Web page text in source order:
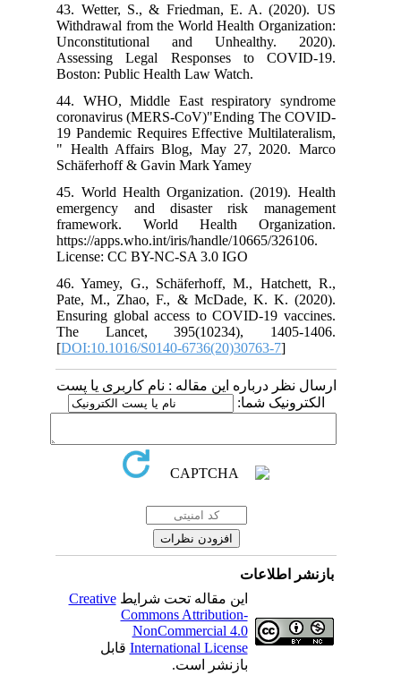
43. Wetter, S., & Friedman, E. A. (2020). US
Withdrawal from the World Health Organization:
Unconstitutional and Unhealthy. 2020).
Assessing Legal Responses to COVID-19.
Boston: Public Health Law Watch.
44. WHO, Middle East respiratory syndrome
coronavirus (MERS-CoV)"Ending The COVID-
19 Pandemic Requires Effective Multilateralism,
" Health Affairs Blog, May 27, 2020. Marco
Schäferhoff & Gavin Mark Yamey
45. World Health Organization. (‎2019)‎. Health
emergency and disaster risk management
framework. World Health Organization.
https://apps.who.int/iris/handle/10665/326106.
License: CC BY-NC-SA 3.0 IGO
46. Yamey, G., Schäferhoff, M., Hatchett, R.,
Pate, M., Zhao, F., & McDade, K. K. (2020).
Ensuring global access to COVID-19 vaccines.
The Lancet, 395(10234), 1405-1406.
[DOI:10.1016/S0140-6736(20)30763-7
ارسال نظر درباره این مقاله : نام کاربری یا پست
الکترونیک شما:
بازنشر اطلاعات
این مقاله تحت شرایطCreative
Commons Attribution-
NonCommercial 4.0
International Licenseقابل
بازنشر است.